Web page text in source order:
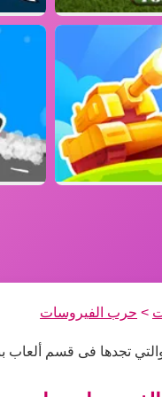
> حرب الفيروسات
تجدها فى قسم ألعاب